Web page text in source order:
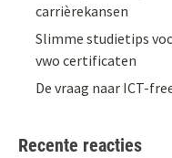
carrièrekansen
Slimme studietips
vwo certificaten
De vraag naar ICT-
Recente reacties